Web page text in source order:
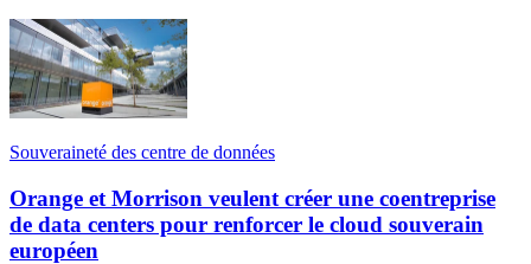
Souveraineté des centre de données
Orange et Morrison veulent créer une coentreprise
de data centers pour renforcer le cloud souverain
européen